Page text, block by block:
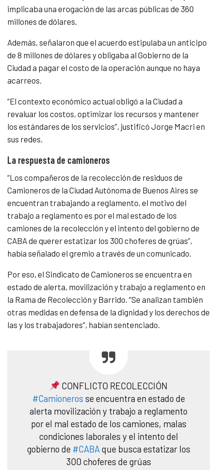
implicaba una erogación de las arcas públicas de 360
millones de dólares.
Además, señalaron que el acuerdo estipulaba un anticipo
de 8 millones de dólares y obligaba al Gobierno de la
Ciudad a pagar el costo de la operación aunque no haya
acarreos.
“El contexto económico actual obligó a la Ciudad a
revaluar los costos, optimizar los recursos y mantener
los estándares de los servicios”, justificó Jorge Macri en
sus redes.
La respuesta de camioneros
“Los compañeros de la recolección de residuos de
Camioneros de la Ciudad Autónoma de Buenos Aires se
encuentran trabajando a reglamento, el motivo del
trabajo a reglamento es por el mal estado de los
camiones de la recolección y el intento del gobierno de
CABA de querer estatizar los 300 choferes de grúas”,
había señalado el gremio a través de un comunicado.
Por eso, el Sindicato de Camioneros se encuentra en
estado de alerta, movilización y trabajo a reglamento en
la Rama de Recolección y Barrido. “Se analizan también
otras medidas en defensa de la dignidad y los derechos de
las y los trabajadores”, habían sentenciado.
CONFLICTO RECOLECCIÓN
#Camioneros se encuentra en estado de
alerta movilización y trabajo a reglamento
por el mal estado de los camiones, malas
condiciones laborales y el intento del
gobierno de #CABAque busca estatizar los
300 choferes de grúas